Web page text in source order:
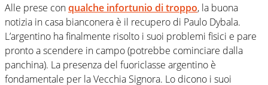
Alle prese conqualche infortunio di troppo, la buona
notizia in casa bianconera è il recupero di Paulo Dybala.
L’argentino ha finalmente risolto i suoi problemi fisici e pare
pronto a scendere in campo (potrebbe cominciare dalla
panchina). La presenza del fuoriclasse argentino è
fondamentale per la Vecchia Signora. Lo dicono i suoi